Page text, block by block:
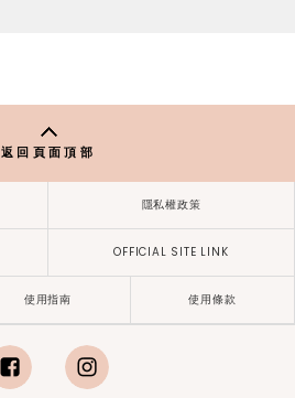
返回頁面頂部
隱私權政策
OFFICIAL SITE LINK
使用指南 使用條款